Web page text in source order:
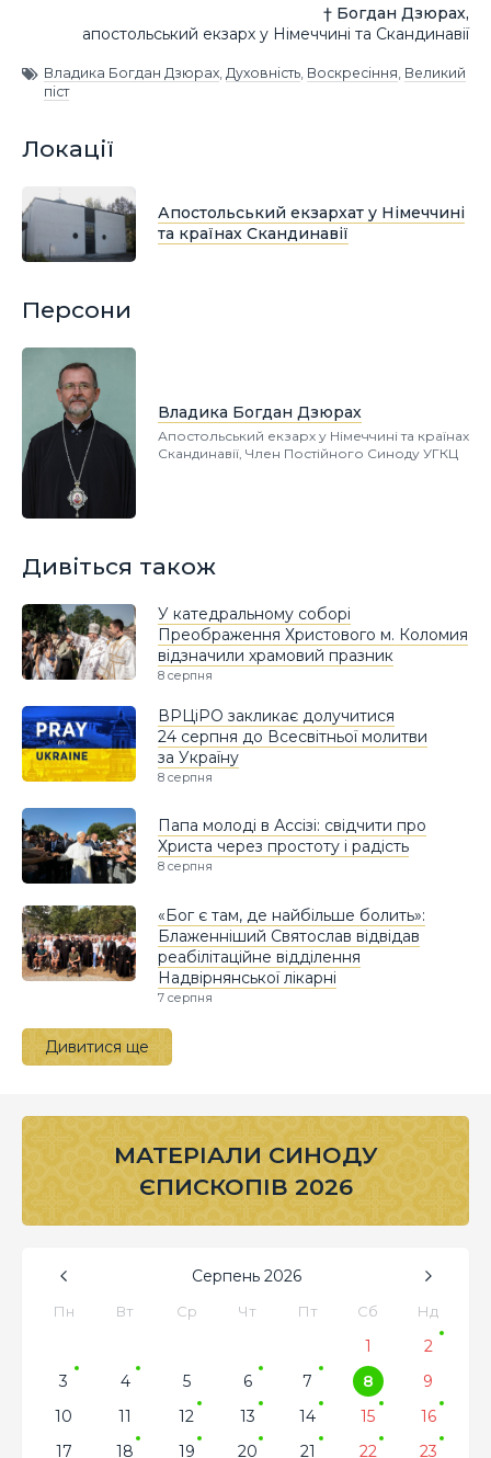
† Богдан Дзюрах,
апостольський екзарх у Німеччині та Скандинавії
Владика Богдан Дзюрах Духовність Воскресіння Великий
піст
Локації
Апостольський екзархат у Німеччині
та країнах Скандинавії
Персони
Владика Богдан Дзюрах
Апостольський екзарх у Німеччині та країнах
Скандинавії, Член Постійного Синоду УГКЦ
Дивіться також
У катедральному соборі
Преображення Христового м. Коломия
відзначили храмовий празник
8 серпня
ВРЦіРО закликає долучитися
24 серпня до Всесвітньої молитви
за Україну
8 серпня
Папа молоді в Ассізі: свідчити про
Христа через простоту і радість
8 серпня
«Бог є там, де найбільше болить»:
Блаженніший Святослав відвідав
реабілітаційне відділення
Надвірнянської лікарні
7 серпня
Дивитися ще
МАТЕРІАЛИ СИНОДУ
ЄПИСКОПІВ 2026
Серпень 2026
Пн Вт Ср Чт Пт Сб Нд
1
2
3
4 5 6 7 8
9
10
11 12 13 14 15
16
17
18 19 20 21 22
23